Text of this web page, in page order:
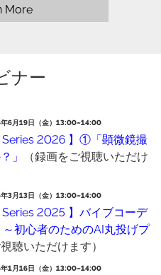
More
ナー
月19日（金）13:00~14:00
Series 2026 】①「顕微鏡撮
」
（録画をご視聴いただけ
月13日（金）13:00~14:00
2025 】バイブコーデ
初心者のためのAI丸投げプ
聴いただけます）
月16日（金）13:00~14:00